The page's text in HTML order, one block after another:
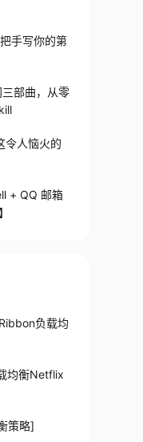
手写你的第
三部曲，从零
令人恼火的
+ QQ 邮箱
负载均
均衡Netflix
策略]